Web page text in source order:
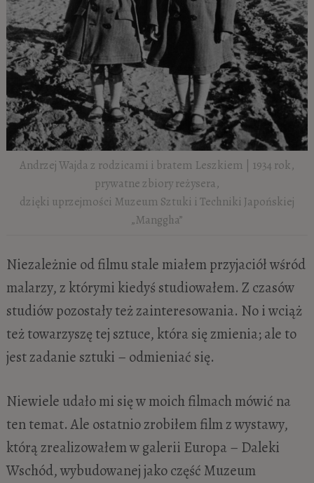
Andrzej Wajda z rodzicami i bratem Leszkiem | 1934 rok,
prywatne zbiory reżysera,
dzięki uprzejmości Muzeum Sztuki i Techniki Japońskiej
„Manggha”
Niezależnie od filmu stale miałem przyjaciół wśród
malarzy, z którymi kiedyś studiowałem. Z czasów
studiów pozostały też zainteresowania. No i wciąż
też towarzyszę tej sztuce, która się zmienia; ale to
jest zadanie sztuki – odmieniać się.
Niewiele udało mi się w moich filmach mówić na
ten temat. Ale ostatnio zrobiłem film z wystawy,
którą zrealizowałem w galerii Europa – Daleki
Wschód, wybudowanej jako część Muzeum